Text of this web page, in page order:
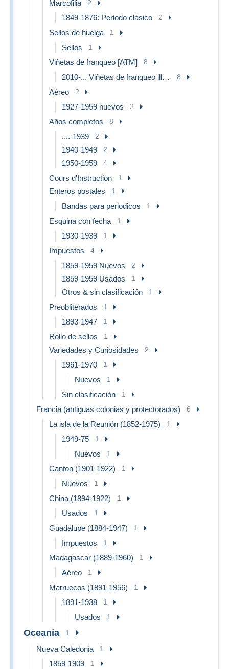
Marcofilia 2
1849-1876: Periodo clásico 2
Sellos de huelga 1
Sellos 1
Viñetas de franqueo [ATM] 8
2010-... Viñetas de franqueo illustradas 8
Aéreo 2
1927-1959 nuevos 2
Años completos 8
....-1939 2
1940-1949 2
1950-1959 4
Cours d'Instruction 1
Enteros postales 1
Bandas para periodicos 1
Esquina con fecha 1
1930-1939 1
Impuestos 4
1859-1959 Nuevos 2
1859-1959 Usados 1
Otros & sin clasificación 1
Preobliterados 1
1893-1947 1
Rollo de sellos 1
Variedades y Curiosidades 2
1961-1970 1
Nuevos 1
Sin clasificación 1
Francia (antiguas colonias y protectorados) 6
La isla de la Reunión (1852-1975) 1
1949-75 1
Nuevos 1
Canton (1901-1922) 1
Nuevos 1
China (1894-1922) 1
Usados 1
Guadalupe (1884-1947) 1
Impuestos 1
Madagascar (1889-1960) 1
Aéreo 1
Marruecos (1891-1956) 1
1891-1938 1
Usados 1
Oceanía 1
Nueva Caledonia 1
1859-1909 1